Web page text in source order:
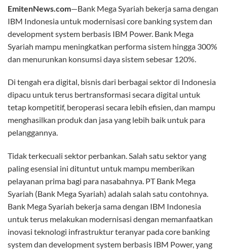
EmitenNews.com—Bank Mega Syariah bekerja sama dengan
IBM Indonesia untuk modernisasi core banking system dan
development system berbasis IBM Power. Bank Mega
Syariah mampu meningkatkan performa sistem hingga 300%
dan menurunkan konsumsi daya sistem sebesar 120%.
Di tengah era digital, bisnis dari berbagai sektor di Indonesia
dipacu untuk terus bertransformasi secara digital untuk
tetap kompetitif, beroperasi secara lebih efisien, dan mampu
menghasilkan produk dan jasa yang lebih baik untuk para
pelanggannya.
Tidak terkecuali sektor perbankan. Salah satu sektor yang
paling esensial ini dituntut untuk mampu memberikan
pelayanan prima bagi para nasabahnya. PT Bank Mega
Syariah (Bank Mega Syariah) adalah salah satu contohnya.
Bank Mega Syariah bekerja sama dengan IBM Indonesia
untuk terus melakukan modernisasi dengan memanfaatkan
inovasi teknologi infrastruktur teranyar pada core banking
system dan development system berbasis IBM Power, yang